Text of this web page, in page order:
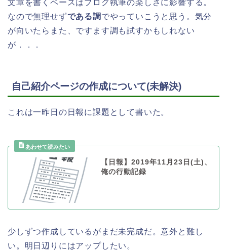
文章を書くペースはブログ執筆の楽しさに影響する。
なので無理せずである調 でやっていこうと思う。気分
が向いたらまた、ですます調も試すかもしれない
が．．．
自己紹介ページの作成について(未解決)
これは一昨日の日報に課題として書いた。
【日報】2019年11月23日(土)、
俺の行動記録
少しずつ作成しているがまだ未完成だ。意外と難し
い。明日辺りにはアップしたい。